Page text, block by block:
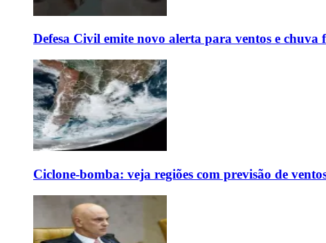
Defesa Civil emite novo alerta para ventos e chuva
Ciclone-bomba: veja regiões com previsão de